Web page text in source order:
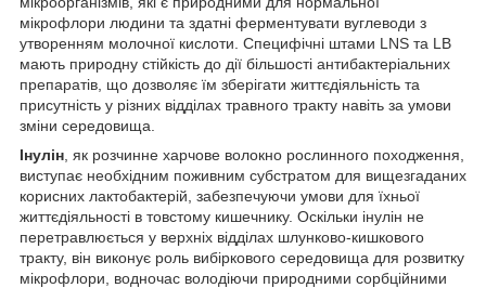
мікрофлори людини та здатні ферментувати вуглеводи з
утворенням молочної кислоти. Специфічні штами LNS та LB
мають природну стійкість до дії більшості антибактеріальних
препаратів, що дозволяє їм зберігати життєдіяльність та
присутність у різних відділах травного тракту навіть за умови
зміни середовища.
Інулін , як розчинне харчове волокно рослинного походження,
виступає необхідним поживним субстратом для вищезгаданих
корисних лактобактерій, забезпечуючи умови для їхньої
життєдіяльності в товстому кишечнику. Оскільки інулін не
перетравлюється у верхніх відділах шлунково-кишкового
тракту, він виконує роль вибіркового середовища для розвитку
мікрофлори, водночас володіючи природними сорбційними